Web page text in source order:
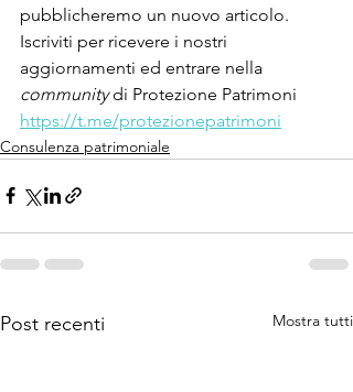
pubblicheremo un nuovo articolo.
Iscriviti per ricevere i nostri
aggiornamenti ed entrare nella
community di Protezione Patrimoni
https://t.me/protezionepatrimoni
Consulenza patrimoniale
Post recenti Mostra tutti